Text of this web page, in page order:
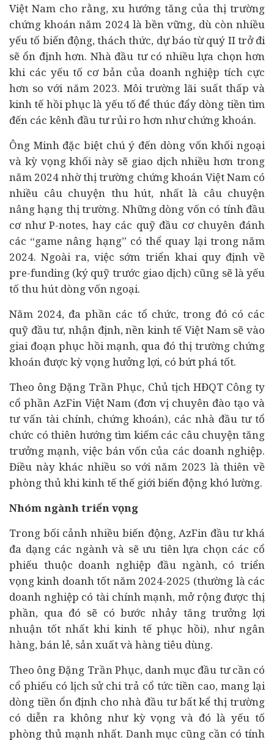
Việt Nam cho rằng, xu hướng tăng của thị trường
chứng khoán năm 2024 là bền vững, dù còn nhiều
yếu tố biến động, thách thức, dự báo từ quý II trở đi
sẽ ổn định hơn. Nhà đầu tưcó nhiều lựa chọn hơn
khi các yếu tố cơ bản của doanh nghiệp tích cực
hơn so với năm 2023. Môi trường lãi suất thấp và
kinh tế hồi phục là yếu tố để thúc đẩy dòng tiền tìm
đến các kênh đầu tư rủi ro hơn như chứng khoán.
Ông Minh đặc biệt chú ý đến dòng vốn khối ngoại
và kỳ vọng khối này sẽ giao dịch nhiều hơn trong
năm 2024 nhờ thị trường chứng khoán Việt Nam có
nhiều câu chuyện thu hút, nhất là câu chuyện
nâng hạng thị trường. Những dòng vốn có tính đầu
cơ như P-notes, hay các quỹ đầu cơ chuyên đánh
các “game nâng hạng” có thể quay lại trong năm
2024. Ngoài ra, việc sớm triển khai quy định về
pre-funding (ký quỹ trước giao dịch) cũng sẽ là yếu
tố thu hút dòng vốn ngoại.
Năm 2024, đa phần các tổ chức, trong đó có các
quỹ đầu tư, nhận định, nền kinh tế Việt Nam sẽ vào
giai đoạn phục hồi mạnh, qua đó thị trường chứng
khoán được kỳ vọng hưởng lợi, có bứt phá tốt.
Theo ông Đặng Trần Phục, Chủ tịch HĐQT Công ty
cổ phần AzFin Việt Nam (đơn vị chuyên đào tạo và
tư vấn tài chính, chứng khoán), các nhà đầu tư tổ
chức có thiên hướng tìm kiếm các câu chuyện tăng
trưởng mạnh, việc bán vốn của các doanh nghiệp.
Điều này khác nhiều so với năm 2023 là thiên về
phòng thủ khi kinh tế thế giới biến động khó lường.
Nhóm ngành triển vọng
Trong bối cảnh nhiều biến động, AzFin đầu tư khá
đa dạng các ngành và sẽ ưu tiên lựa chọn các cổ
phiếu thuộc doanh nghiệp đầu ngành, có triển
vọng kinh doanh tốt năm 2024-2025 (thường là các
doanh nghiệp có tài chính mạnh, mở rộng được thị
phần, qua đó sẽ có bước nhảy tăng trưởng lợi
nhuận tốt nhất khi kinh tế phục hồi), như ngân
hàng, bán lẻ, sản xuất và hàngtiêu dùng.
Theo ông Đặng Trần Phục, danh mục đầu tư cần có
cổ phiếu có lịch sử chi trả cổ tức tiền cao, mang lại
dòng tiền ổn định cho nhà đầu tư bất kể thị trường
có diễn ra không như kỳ vọng và đó là yếu tố
phòng thủ mạnh nhất. Danh mục cũng cần có tính